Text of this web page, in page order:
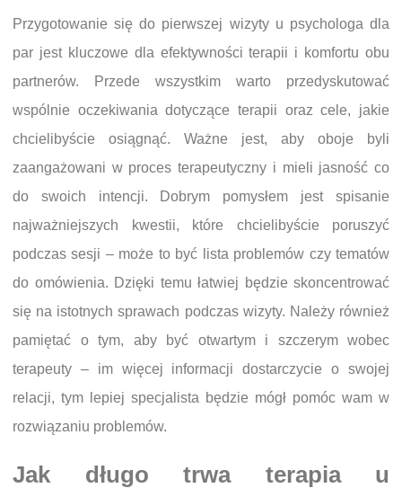
Przygotowanie się do pierwszej wizyty u psychologa dla
par jest kluczowe dla efektywności terapii i komfortu obu
partnerów. Przede wszystkim warto przedyskutować
wspólnie oczekiwania dotyczące terapii oraz cele, jakie
chcielibyście osiągnąć. Ważne jest, aby oboje byli
zaangażowani w proces terapeutyczny i mieli jasność co
do swoich intencji. Dobrym pomysłem jest spisanie
najważniejszych kwestii, które chcielibyście poruszyć
podczas sesji – może to być lista problemów czy tematów
do omówienia. Dzięki temu łatwiej będzie skoncentrować
się na istotnych sprawach podczas wizyty. Należy również
pamiętać o tym, aby być otwartym i szczerym wobec
terapeuty – im więcej informacji dostarczycie o swojej
relacji, tym lepiej specjalista będzie mógł pomóc wam w
rozwiązaniu problemów.
Jak długo trwa terapia u